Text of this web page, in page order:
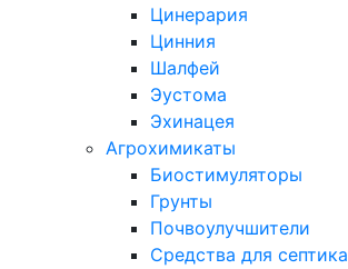
Цинерария
Цинния
Шалфей
Эустома
Эхинацея
Агрохимикаты
Биостимуляторы
Грунты
Почвоулучшители
Средства для септика